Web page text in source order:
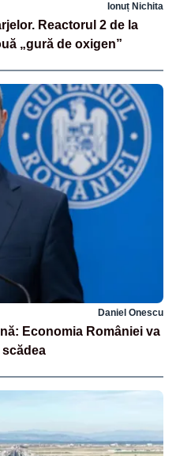
Ionuț Nichita
Reactorul 2 de la
„gură de oxigen”
Daniel Onescu
Economia României va
scădea